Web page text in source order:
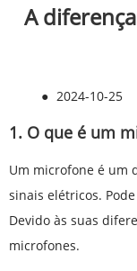
A
● 2024-10-25
1. O que é um
Um microfone é um
sinais elétricos.
Devido às suas
microfones.